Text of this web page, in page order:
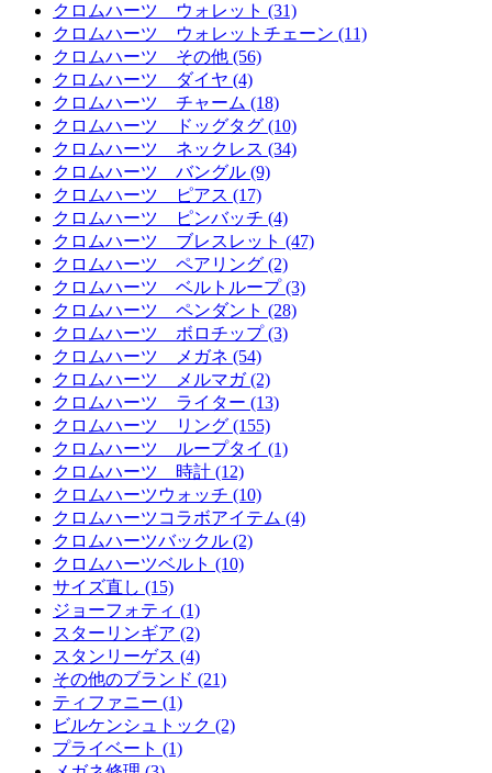
クロムハーツ ウォレット (31)
クロムハーツ ウォレットチェーン (11)
クロムハーツ その他 (56)
クロムハーツ ダイヤ (4)
クロムハーツ チャーム (18)
クロムハーツ ドッグタグ (10)
クロムハーツ ネックレス (34)
クロムハーツ バングル (9)
クロムハーツ ピアス (17)
クロムハーツ ピンバッチ (4)
クロムハーツ ブレスレット (47)
クロムハーツ ペアリング (2)
クロムハーツ ベルトループ (3)
クロムハーツ ペンダント (28)
クロムハーツ ボロチップ (3)
クロムハーツ メガネ (54)
クロムハーツ メルマガ (2)
クロムハーツ ライター (13)
クロムハーツ リング (155)
クロムハーツ ループタイ (1)
クロムハーツ 時計 (12)
クロムハーツウォッチ (10)
クロムハーツコラボアイテム (4)
クロムハーツバックル (2)
クロムハーツベルト (10)
サイズ直し (15)
ジョーフォティ (1)
スターリンギア (2)
スタンリーゲス (4)
その他のブランド (21)
ティファニー (1)
ビルケンシュトック (2)
プライベート (1)